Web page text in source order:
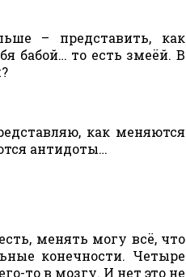
– представить, как
бабой… то есть змеёй. В
как меняются
антидоты…
менять могу всё, что
конечности. Четыре
то в мозгу. И нет это не